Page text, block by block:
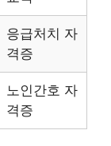
응급처치 자
격증
노인간호 자
격증